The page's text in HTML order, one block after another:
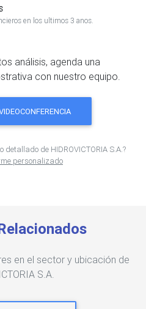
en los ultimos 3 anos.
análisis, agenda una
con nuestro equipo.
de HIDROVICTORIA S.A.?
personalizado
en el sector y ubicación de
S.A.